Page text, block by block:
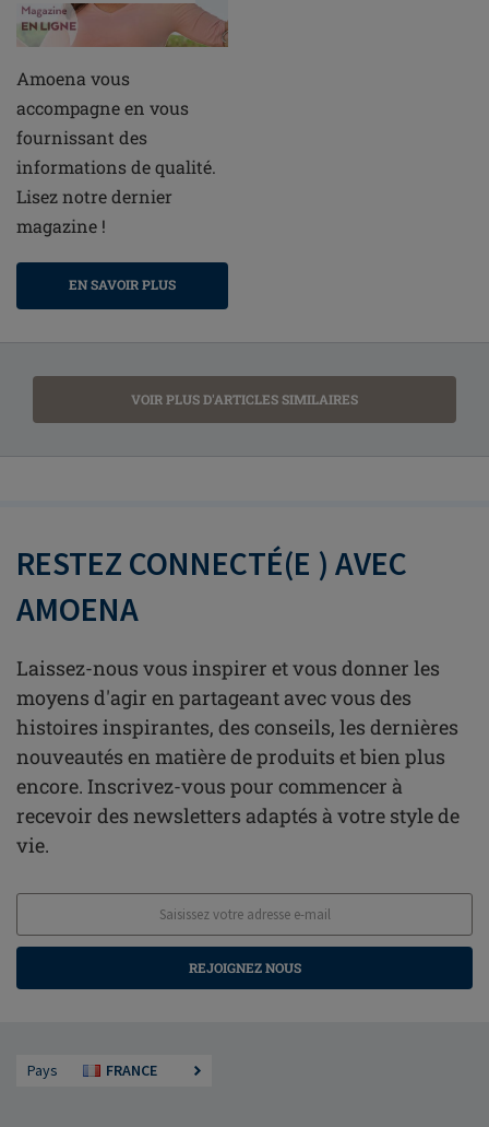
Amoena vous
accompagne en vous
fournissant des
informations de qualité.
Lisez notre dernier
magazine !
EN SAVOIR PLUS
VOIR PLUS D'ARTICLES SIMILAIRES
RESTEZ CONNECTÉ(E ) AVEC
AMOENA
Laissez-nous vous inspirer et vous donner les
moyens d'agir en partageant avec vous des
histoires inspirantes, des conseils, les dernières
nouveautés en matière de produits et bien plus
encore. Inscrivez-vous pour commencer à
recevoir des newsletters adaptés à votre style de
vie.
REJOIGNEZ NOUS
Pays FRANCE